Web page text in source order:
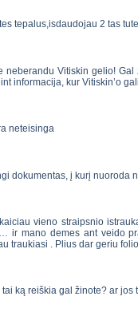
tepalus,isdaudojau 2 tas
neberandu Vitiskin gelio!
informacija, kur Vitiskin’o
neteisinga
dokumentas, į kurį nuoroda
vieno straipsnio
ir mano demes ant veido
traukiasi . Plius dar geriu
ką reiškia gal žinote? ar jos